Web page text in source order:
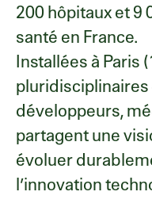
200 hôpitaux et 9
santé en France.
Installées à Paris
pluridisciplinaires
développeurs,
partagent une
évoluer
l’innovation